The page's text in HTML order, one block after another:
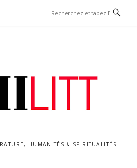
HUMANITÉS & SPIRITUALITÉS